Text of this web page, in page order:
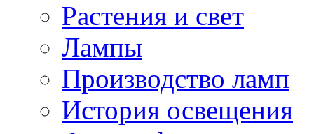
Растения и свет
Лампы
Производство ламп
История освещения